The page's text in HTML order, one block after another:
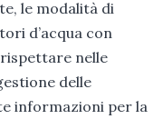
le modalità di
d’acqua con
nelle
delle
informazioni per la